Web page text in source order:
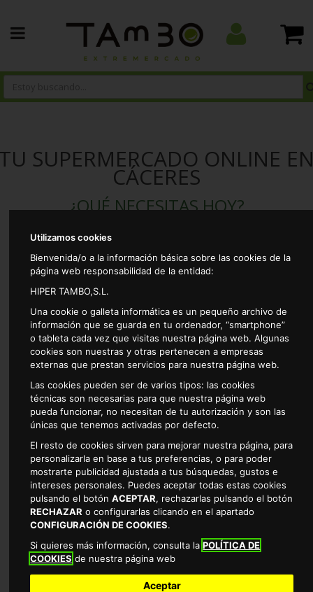
Utilizamos cookies
Bienvenida/o a la información básica sobre las cookies de la
página web responsabilidad de la entidad:
HIPER TAMBO,S.L.
Una cookie o galleta informática es un pequeño archivo de
información que se guarda en tu ordenador, “smartphone”
o tableta cada vez que visitas nuestra página web. Algunas
cookies son nuestras y otras pertenecen a empresas
externas que prestan servicios para nuestra página web.
Las cookies pueden ser de varios tipos: las cookies
técnicas son necesarias para que nuestra página web
pueda funcionar, no necesitan de tu autorización y son las
únicas que tenemos activadas por defecto.
El resto de cookies sirven para mejorar nuestra página, para
personalizarla en base a tus preferencias, o para poder
mostrarte publicidad ajustada a tus búsquedas, gustos e
intereses personales. Puedes aceptar todas estas cookies
pulsando el botónACEPTAR, rechazarlas pulsando el botón
RECHAZAR o configurarlas clicando en el apartado
CONFIGURACIÓN DE COOKIES.
Si quieres más información, consulta laPOLÍTICA DE
COOKIES de nuestra página web
Aceptar
SUPERMERCADO ONLINE
CÁCERES
¿QUÉ NECESITAS HOY?
ALIMENTACION BEBES BEBIDAS
CARNICERIA CHARCUTERIA CONGELADO
DROGUERIA FRUTAS Y VERDURAS MASCOTAS